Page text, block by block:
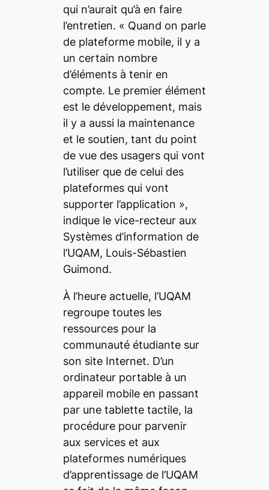
qui n’aurait qu’à en faire
l’entretien. « Quand on parle
de plateforme mobile, il y a
un certain nombre
d’éléments à tenir en
compte. Le premier élément
est le développement, mais
il y a aussi la maintenance
et le soutien, tant du point
de vue des usagers qui vont
l’utiliser que de celui des
plateformes qui vont
supporter l’application »,
indique le vice-recteur aux
Systèmes d’information de
l’UQAM, Louis-Sébastien
Guimond.
À l’heure actuelle, l’UQAM
regroupe toutes les
ressources pour la
communauté étudiante sur
son site Internet. D’un
ordinateur portable à un
appareil mobile en passant
par une tablette tactile, la
procédure pour parvenir
aux services et aux
plateformes numériques
d’apprentissage de l’UQAM